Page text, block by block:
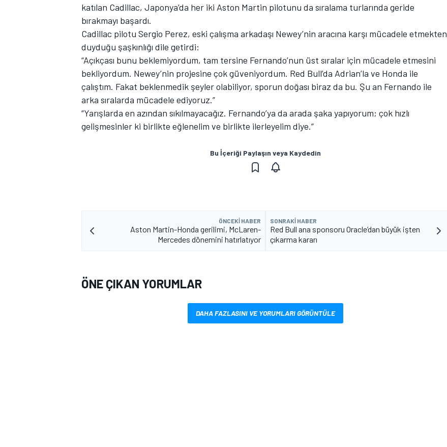
katılan Cadillac, Japonya’da her iki Aston Martin pilotunu da sıralama turlarında geride
bırakmayı başardı.
Cadillac pilotu Sergio Perez, eski çalışma arkadaşı Newey’nin aracına karşı mücadele etmekten
duyduğu şaşkınlığı dile getirdi:
“Açıkçası bunu beklemiyordum, tam tersine Fernando’nun üst sıralar için mücadele etmesini
bekliyordum. Newey’nin projesine çok güveniyordum. Red Bull’da Adrian’la ve Honda ile
çalıştım. Fakat beklenmedik şeyler olabiliyor, sporun doğası biraz da bu. Şu an Fernando ile
arka sıralarda mücadele ediyoruz.”
“Yarışlarda en azından sıkılmayacağız. Fernando’ya da arada şaka yapıyorum; çok hızlı
gelişmesinler ki birlikte eğlenelim ve birlikte ilerleyelim diye.”
Bu İçeriği Paylaşın veya Kaydedin
ÖNCEKI HABER
Aston Martin-Honda gerilimi, McLaren-
Mercedes dönemini hatırlatıyor
SONRAKI HABER
Red Bull ana sponsoru Oracle’dan büyük işten
çıkarma kararı
ÖNE ÇIKAN YORUMLAR
DAHA FAZLASINI VE YORUMLARI GÖRÜNTÜLE